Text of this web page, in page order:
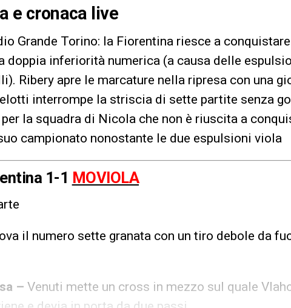
e cronaca live
Grande Torino: la Fiorentina riesce a
doppia inferiorità numerica (a causa delle
Ribery apre le marcature nella ripresa con una
interrompe la striscia di sette partite senza
la squadra di Nicola che non è riuscita a
campionato nonostante le due espulsioni viola
1-1 MOVIOLA
il numero sette granata con un tiro debole da
– Venuti mette un cross in mezzo sul quale